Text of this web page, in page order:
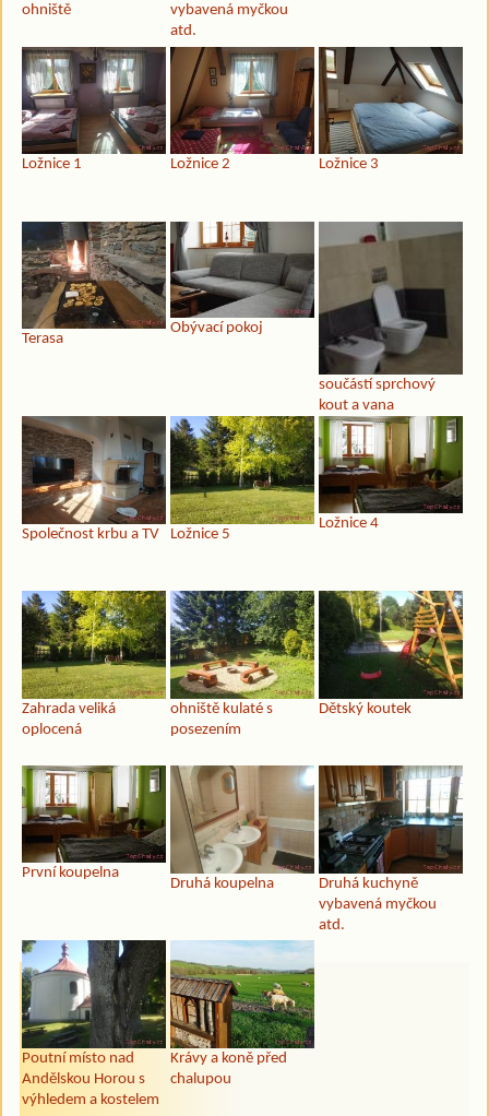
ohniště
vybavená myčkou
atd.
Ložnice 1 Ložnice 2 Ložnice 3
Terasa
Obývací pokoj
součástí sprchový
kout a vana
Společnost krbu a TV Ložnice 5
Ložnice 4
Zahrada veliká
oplocená
ohniště kulaté s
posezením
Dětský koutek
První koupelna
Druhá koupelna
Druhá kuchyně
vybavená myčkou
atd.
Poutní místo nad
Andělskou Horou s
výhledem a kostelem
Krávy a koně před
chalupou